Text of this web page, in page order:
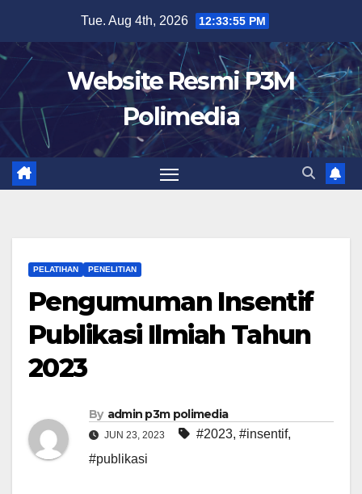
content
Tue. Aug 4th, 2026 12:33:55 PM
Website Resmi P3M
Polimedia
PELATIHAN PENELITIAN
Pengumuman Insentif
Publikasi Ilmiah Tahun
2023
By admin p3m polimedia
JUN 23, 2023 #2023, #insentif,
#publikasi